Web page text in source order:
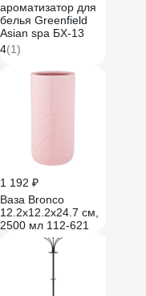
ароматизатор для
белья Greenfield
Asian spa БХ-13
4(1)
1 192 ₽
Ваза Bronco
12.2x12.2x24.7 см,
2500 мл 112-621